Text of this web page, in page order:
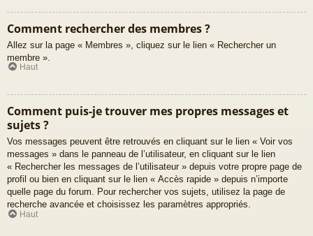
Comment rechercher des membres ?
Allez sur la page « Membres », cliquez sur le lien « Rechercher un
membre ».
Haut
Comment puis-je trouver mes propres messages et
sujets ?
Vos messages peuvent être retrouvés en cliquant sur le lien « Voir vos
messages » dans le panneau de l’utilisateur, en cliquant sur le lien
« Rechercher les messages de l’utilisateur » depuis votre propre page de
profil ou bien en cliquant sur le lien « Accès rapide » depuis n’importe
quelle page du forum. Pour rechercher vos sujets, utilisez la page de
recherche avancée et choisissez les paramètres appropriés.
Haut